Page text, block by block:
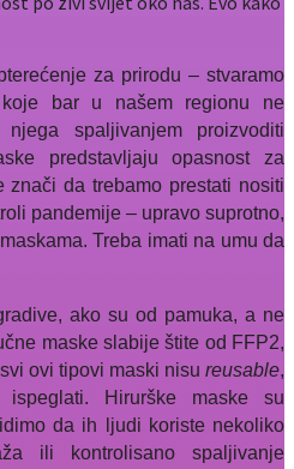
za prirodu – stvaramo
bar u našem regionu ne
spaljivanjem proizvoditi
predstavljaju opasnost za
da trebamo prestati nositi
pandemije – upravo suprotno,
Treba imati na umu da
ako su od pamuka, a ne
maske slabije štite od FFP2,
ovi tipovi maski nisu reusable,
Hirurške maske su
da ih ljudi koriste nekoliko
ili kontrolisano spaljivanje